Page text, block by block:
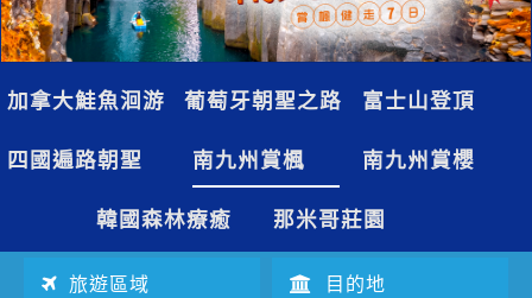
亞洲韓國
歐美紐澳
台灣
自由行
加拿大鮭魚洄游 葡萄牙朝聖之路
富士山登頂
四國遍路朝聖
南九州賞楓
南九州賞櫻
韓國森林療癒
那米哥莊園
旅遊區域 目的地